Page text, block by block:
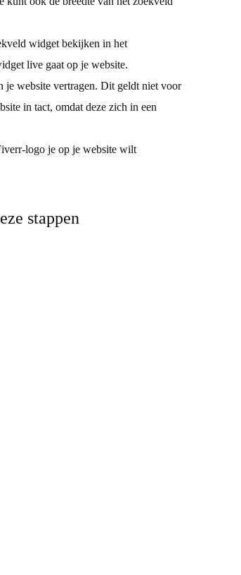
widget bekijken in het
live gaat op je website.
je website vertragen. Dit geldt niet voor
in tact, omdat deze zich in een
logo je op je website wilt
stappen